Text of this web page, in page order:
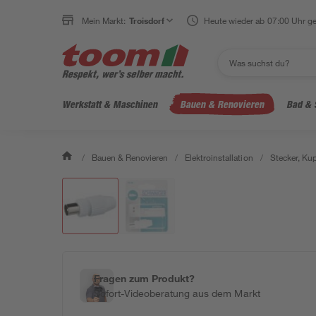
Mein Markt: Troisdorf Heute wieder ab 07:00 Uhr
Werkstatt & Maschinen Bauen & Renovieren Bad &
/ Bauen & Renovieren / Elektroinstallation / Stecker,
Fragen zum Produkt?
Sofort-Videoberatung aus dem Markt